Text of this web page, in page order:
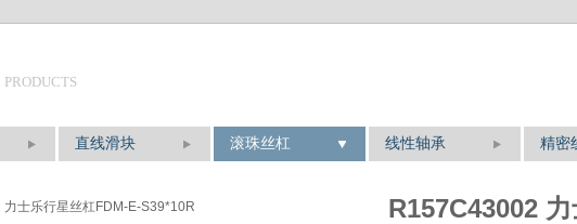
PRODUCTS
直线滑块 滚珠丝杠 线性轴承 精密
R157C43002